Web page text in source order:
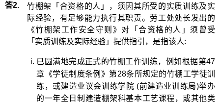
答2.
竹棚架「合资格的人」，须因其所受的实质训练及实
际经验，有足够能力执行其职责。劳工处处长发出的
《竹棚架工作安全守则》对「合资格的人」须曾受
「实质训练及实际经验」提供指引，是指该人:
已圆满地完成正式的竹棚工作训练，例如根据第47
章《学徒制度条例》第28条所规定的竹棚工学徒训
练，或建造业议会训练学院 (前建造业训练局)举办
的一年全日制建造棚架科基本工艺课程，或其他类